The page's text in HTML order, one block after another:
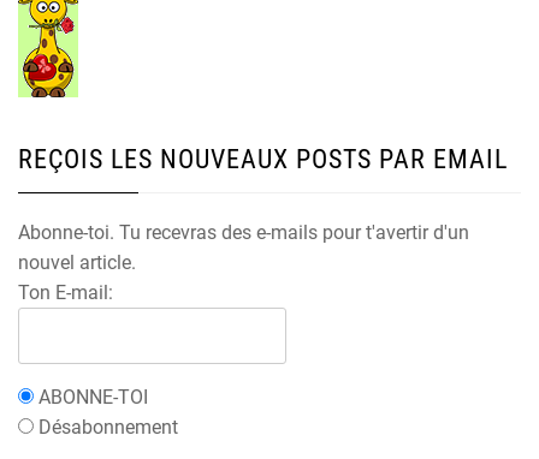
REÇOIS LES NOUVEAUX POSTS PAR EMAIL
Abonne-toi. Tu recevras des e-mails pour t'avertir d'un
nouvel article.
Ton E-mail:
ABONNE-TOI
Désabonnement